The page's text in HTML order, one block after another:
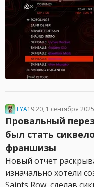
ILYA19:20, 1 сентября 2025
Провальный
был стать
франшизы
Новый отчет
изначально хотели